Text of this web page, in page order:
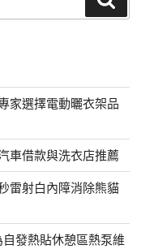
家選擇電動曬衣架品
車借款與洗衣店推薦
雷射白內障消除熊貓
發熱貼休憩區熱泵維